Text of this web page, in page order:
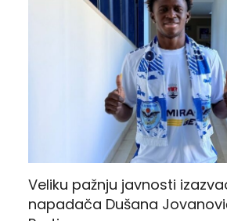
Veliku pažnju javnosti
napadača Dušana